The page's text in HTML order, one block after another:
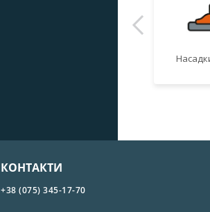
КОНТАКТИ
+38 (075) 345-17-70